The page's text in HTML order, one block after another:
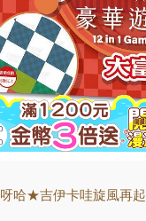
呀哈★吉伊卡哇旋風再